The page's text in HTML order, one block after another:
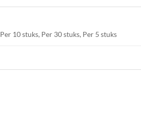
Per 10 stuks, Per 30 stuks, Per 5 stuks